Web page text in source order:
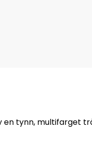
en tynn, multifarget